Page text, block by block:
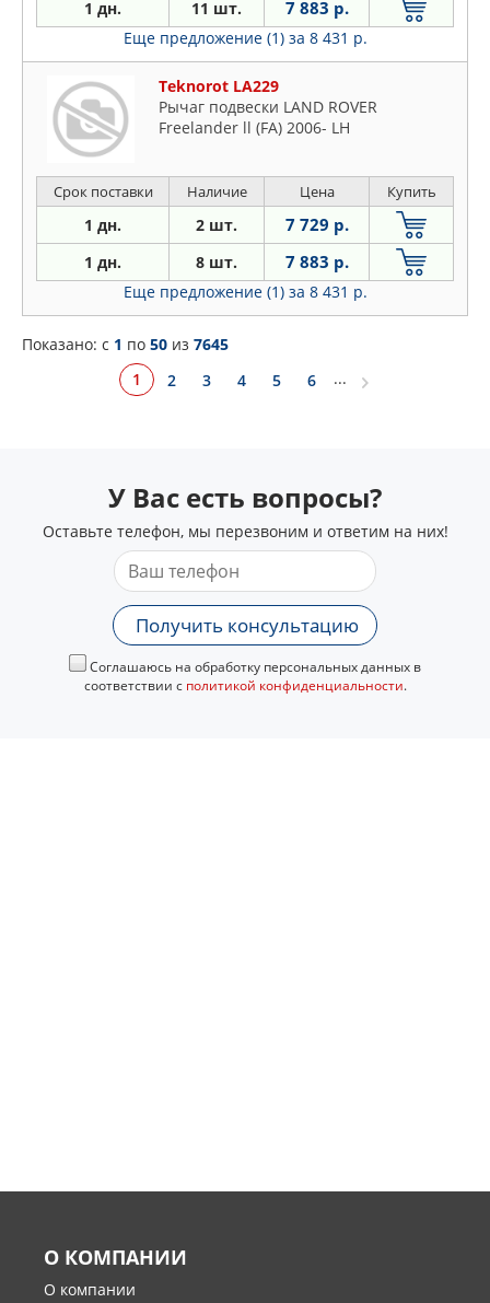
1 дн. 11 шт. 7 883 р.
Еще предложение (1) за 8 431 р.
Teknorot LA229
Рычаг подвески LAND ROVER
Freelander ll (FA) 2006- LH
Срок поставки Наличие Цена Купить
1 дн. 2 шт. 7 729 р.
1 дн. 8 шт. 7 883 р.
Еще предложение (1) за 8 431 р.
Показано: c 1 по 50 из 7645
1
2 3 4 5 6 ...
У Вас есть вопросы?
Оставьте телефон, мы перезвоним и ответим на них!
Получить консультацию
Соглашаюсь на обработку персональных данных в
соответствии с политикой конфиденциальности.
О КОМПАНИИ
О компании